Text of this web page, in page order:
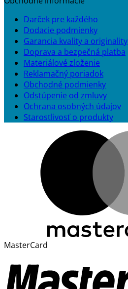
Darček pre každého
Dodacie podmienky
Garancia kvality a originality
Doprava a bezpečná platba
Materiálové zloženie
Reklamačný poriadok
Obchodné podmienky
Odstúpenie od zmluvy
Ochrana osobných údajov
Starostlivosť o produkty
MasterCard